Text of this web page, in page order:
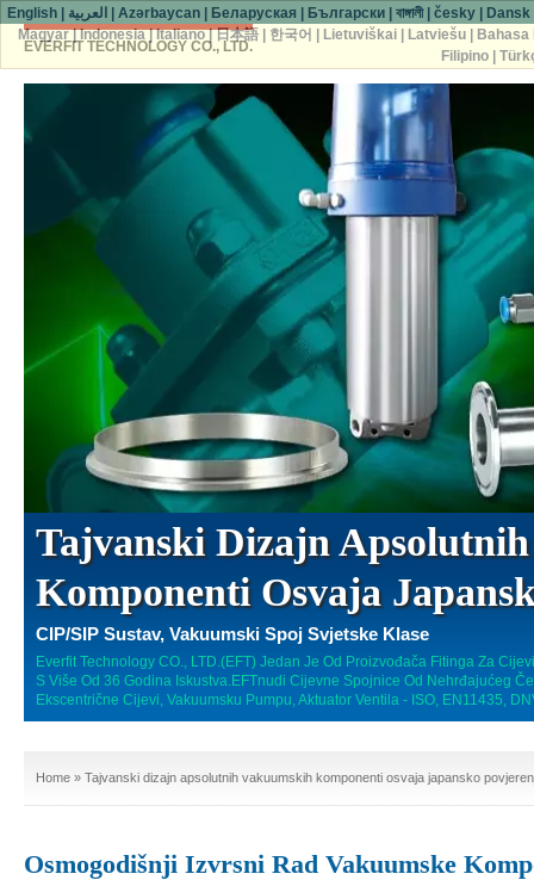
EVERFIT TECHNOLOGY CO., LTD.
Tajvanski Dizajn
Komponenti Osvaja
CIP/SIP Sustav, Vakuumski Spoj Svjetske Klase
Everfit Technology CO., LTD.(EFT) Jedan Je Od Proizvođača Fitinga Za
S Više Od 36 Godina Iskustva.EFTnudi Cijevne Spojnice Od Nehrđajućeg
Ekscentrične Cijevi, Vakuumsku Pumpu, Aktuator Ventila - ISO, EN11435,
Home » Tajvanski dizajn apsolutnih vakuumskih komponenti osvaja japansko
Osmogodišnji Izvrsni Rad Vakuumske
English العربية |Azərbaycan Беларуская Български |বাঙ্গালী|česky Dansk
Magyar|Indonesia|Italiano|日本語| 한국어 Lietuviškai| Latviešu|
Bahasa
Filipino|